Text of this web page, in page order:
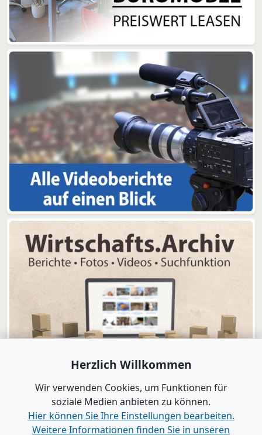
Herzlich Willkommen
Wir verwenden Cookies, um Funktionen für
soziale Medien anbieten zu können.
Hier können Sie Ihre Einstellungen bearbeiten.
Weitere Informationen finden Sie in unseren